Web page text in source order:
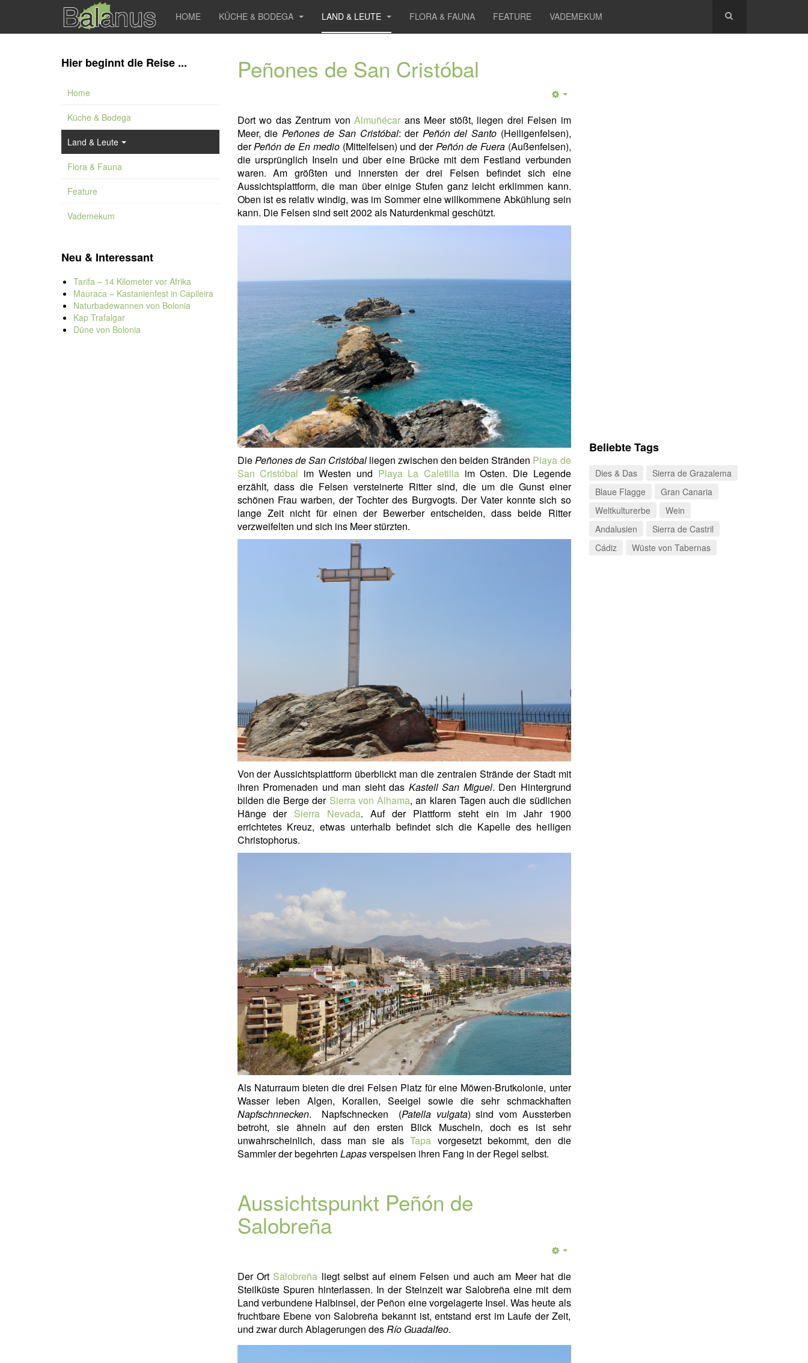
HOME KÜCHE & BODEGA LAND & LEUTE FLORA & FAUNA FEATURE VADEMEKUM
Peñones de San Cristóbal
Dort wo das Zentrum von Almuñécar ans Meer stößt, liegen drei Felsen im
Meer, die Peñones de San Cristóbal: der Peñón del Santo(Heiligenfelsen),
derPeñón de En medio(Mittelfelsen) und derPeñón de Fuera(Außenfelsen),
die ursprünglich Inseln und über eine Brücke mit dem Festland verbunden
waren. Am größten und innersten der drei Felsen befindet sich eine
Aussichtsplattform, die man über einige Stufen ganz leicht erklimmen kann.
Oben ist es relativ windig, was im Sommer eine willkommene Abkühlung sein
kann. Die Felsen sind seit 2002 als Naturdenkmal geschützt.
DiePeñones de San Cristóballiegen zwischen den beiden Stränden Playa de
San Cristóbal im Westen und Playa La Caletillaim Osten. Die Legende
erzählt, dass die Felsen versteinerte Ritter sind, die um die Gunst einer
schönen Frau warben, der Tochter des Burgvogts. Der Vater konnte sich so
lange Zeit nicht für einen der Bewerber entscheiden, dass beide Ritter
verzweifelten und sich ins Meer stürzten.
Von der Aussichtsplattform überblickt man die zentralen Strände der Stadt mit
ihren Promenaden und man sieht das Kastell San Miguel. Den Hintergrund
bilden die Berge der Sierra von Alhama, an klaren Tagen auch die südlichen
Hänge der Sierra Nevada. Auf der Plattform steht ein im Jahr 1900
errichtetes Kreuz, etwas unterhalb befindet sich die Kapelle des heiligen
Christophorus.
Als Naturraum bieten die drei Felsen Platz für eine Möwen-Brutkolonie, unter
Wasser leben Algen, Korallen, Seeigel sowie die sehr schmackhaften
Napfschnnecken. Napfschnecken (Patella vulgata) sind vom Aussterben
betroht, sie ähneln auf den ersten Blick Muscheln, doch es ist sehr
unwahrscheinlich, dass man sie alsTapa vorgesetzt bekommt, den die
Sammler der begehrten Lapasverspeisen ihren Fang in der Regel selbst.
Aussichtspunkt Peñón de
Salobreña
Der Ort Salobreña liegt selbst auf einem Felsen und auch am Meer hat die
Steilküste Spuren hinterlassen. In der Steinzeit war Salobreña eine mit dem
Land verbundene Halbinsel, der Peñon eine vorgelagerte Insel. Was heute als
fruchtbare Ebene von Salobreña bekannt ist, entstand erst im Laufe der Zeit,
und zwar durch Ablagerungen des Río Guadalfeo.
Hier beginnt die Reise ...
Home
Küche & Bodega
Land & Leute
Flora & Fauna
Feature
Vademekum
Neu & Interessant
Tarifa – 14 Kilometer vor Afrika
Mauraca – Kastanienfest in Capileira
Naturbadewannen von Bolonia
Kap Trafalgar
Düne von Bolonia
Beliebte Tags
Dies & Das
Sierra de Grazalema
Blaue Flagge
Gran Canaria
Weltkulturerbe
Wein
Andalusien
Sierra de Castril
Cádiz
Wüste von Tabernas